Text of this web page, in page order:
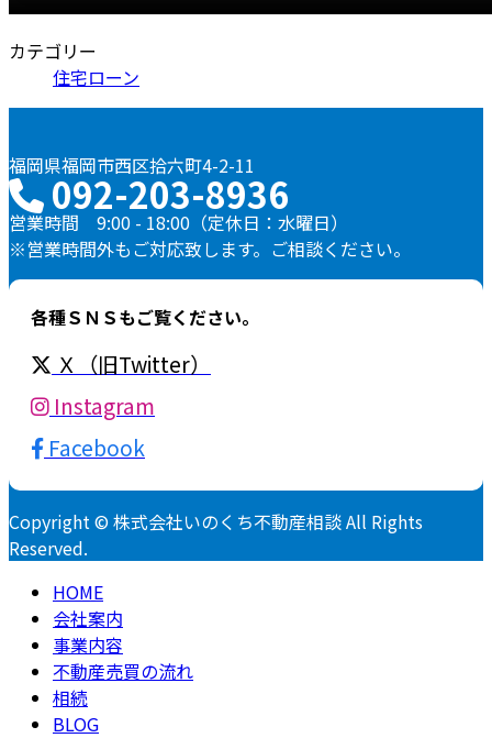
カテゴリー
住宅ローン
福岡県福岡市西区拾六町4-2-11
092-203-8936
営業時間 9:00 - 18:00（定休日：水曜日）
※営業時間外もご対応致します。ご相談ください。
各種ＳＮＳもご覧ください。
Ｘ（旧Twitter）
Instagram
Facebook
Copyright © 株式会社いのくち不動産相談 All Rights
Reserved.
HOME
会社案内
事業内容
不動産売買の流れ
相続
BLOG